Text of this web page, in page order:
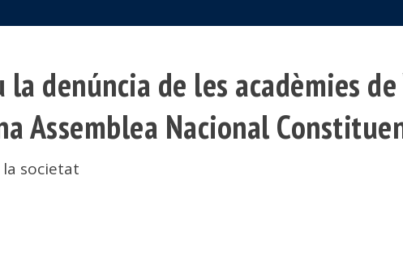
la denúncia de les acadèmies
Assemblea Nacional
la societat